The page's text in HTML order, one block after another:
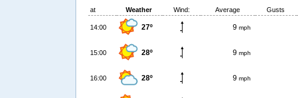
at Weather Wind: Average Gusts
14:00 27º 9 mph
15:00 28º 9 mph
16:00 28º 9 mph